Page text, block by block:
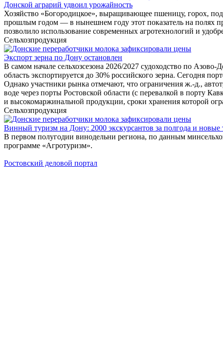
Донской аграрий удвоил урожайность
Хозяйство «Богородицкое», выращивающее пшеницу, горох,
прошлым годом — в нынешнем году этот показатель на полях
позволило использование современных агротехнологий и
Сельхозпродукция
Экспорт зерна по Дону остановлен
В самом начале сельхозсезона 2026/2027 судоходство по
область экспортируется до 30% российского зерна. Сегодня
Однако участники рынка отмечают, что ограничения ж.-д.,
воде через порты Ростовской области (с перевалкой в порту
и высокомаржинальной продукции, сроки хранения которой
Сельхозпродукция
Винный туризм на Дону: 2000 экскурсантов за полгода и новые
В первом полугодии винодельни региона, по данным
программе «Агротуризм».
Ростовский деловой портал